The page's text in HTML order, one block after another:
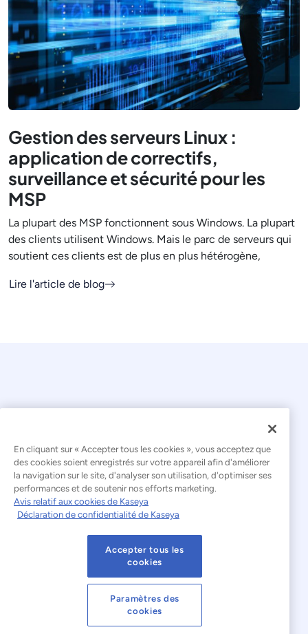
Gestion des serveurs Linux :
application de correctifs,
surveillance et sécurité pour les
MSP
La plupart des MSP fonctionnent sous Windows. La plupart
des clients utilisent Windows. Mais le parc de serveurs qui
soutient ces clients est de plus en plus hétérogène,
Lire l'article de blog
© 2026 Kaseya. Tous droits réservés.
Français
Déclaration relative à l'esclavage moderne
Mentions légales
Conditions d'utilisation du site web
Déclaration de confidentialité
Avis relatif aux cookies
En cliquant sur « Accepter tous les cookies », vous acceptez que
des cookies soient enregistrés sur votre appareil afin d'améliorer
la navigation sur le site, d'analyser son utilisation, d'optimiser ses
performances et de soutenir nos efforts marketing.
Avis relatif aux cookies de Kaseya
Déclaration de confidentialité de Kaseya
Accepter tous les
cookies
Paramètres des
cookies